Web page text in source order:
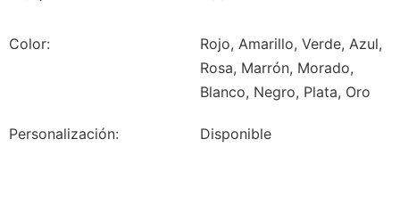
Color:
Rojo, Amarillo, Verde, Azul,
Rosa, Marrón, Morado,
Blanco, Negro, Plata, Oro
Personalización: Disponible